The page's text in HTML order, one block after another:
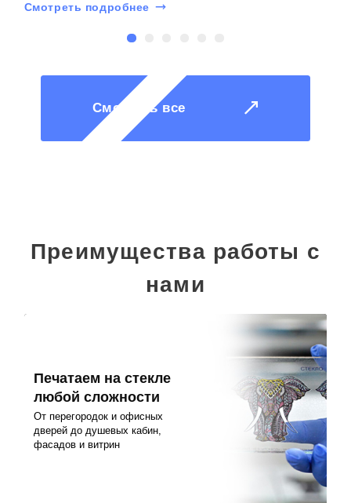
Смотреть подробнее
Смотреть все
Преимущества работы с
нами
Печатаем на стекле
любой сложности
От перегородок и офисных
дверей до душевых кабин,
фасадов и витрин